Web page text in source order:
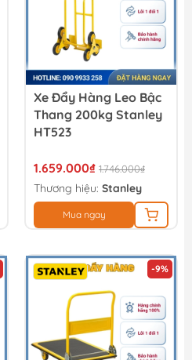
Xe Đẩy Hàng Leo Bậc
Thang 200kg Stanley
HT523
1.659.000₫ 1.746.000₫
Thương hiệu: Stanley
Mua ngay
-9%